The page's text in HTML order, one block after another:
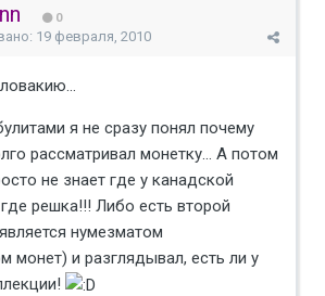
0
19 февраля, 2010
я не сразу понял почему
рассматривал монетку... А потом
не знает где у канадской
решка!!! Либо есть второй
нумезматом
монет) и разглядывал, есть ли у